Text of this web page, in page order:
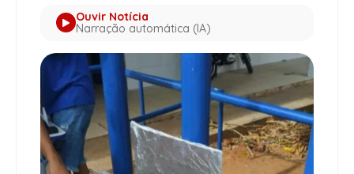
Ouvir Notícia
Narração automática (IA)